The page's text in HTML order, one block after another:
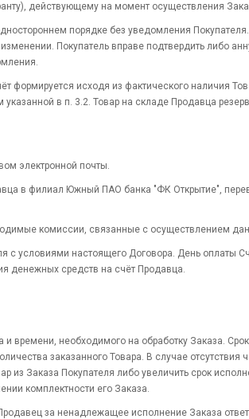
действующему на момент осуществления
порядке без уведомления
Покупатель вправе подтвердить либо
формируется исходя из фактического наличия
в п. 3.2. Товар на складе Продавца
электронной почты.
в филиал Южный ПАО банка "ФК Открытие",
комиссии, связанные с осуществлением
с условиями настоящего Договора. День оплаты
денежных средств на счёт Продавца.
времени, необходимого на обработку Заказа.
заказанного Товара. В случае
Заказа Покупателя либо увеличить срок
комплектности его Заказа.
за ненадлежащее исполнение Заказа